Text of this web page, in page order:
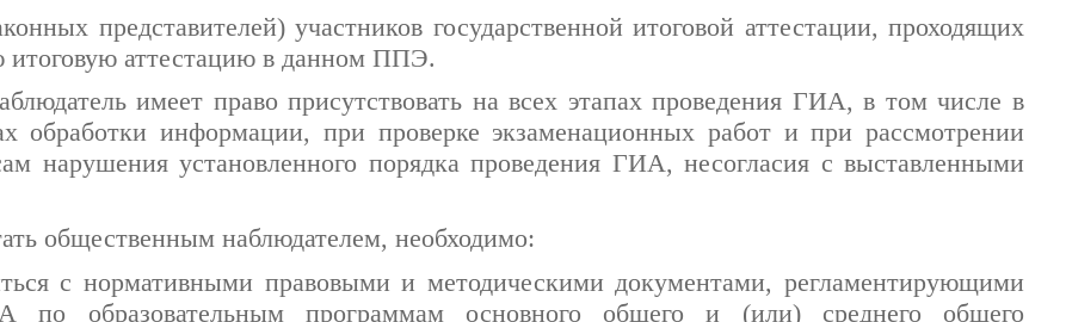
представителей) участников государственной итоговой аттестации, проходящих
итоговую аттестацию в данном ППЭ.
имеет право присутствовать на всех этапах проведения ГИА, в том числе в
обработки информации, при проверке экзаменационных работ и при рассмотрении
нарушения установленного порядка проведения ГИА, несогласия с выставленными
общественным наблюдателем, необходимо:
с нормативными правовыми и методическими документами, регламентирующими
по образовательным программам основного общего и (или) среднего общего